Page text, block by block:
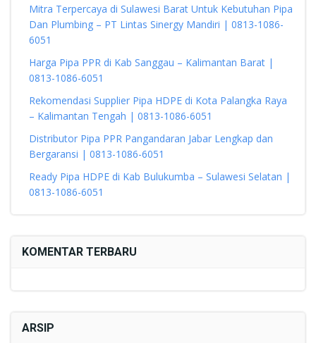
Mitra Terpercaya di Sulawesi Barat Untuk Kebutuhan Pipa
Dan Plumbing – PT Lintas Sinergy Mandiri | 0813-1086-
6051
Harga Pipa PPR di Kab Sanggau – Kalimantan Barat |
0813-1086-6051
Rekomendasi Supplier Pipa HDPE di Kota Palangka Raya
– Kalimantan Tengah | 0813-1086-6051
Distributor Pipa PPR Pangandaran Jabar Lengkap dan
Bergaransi | 0813-1086-6051
Ready Pipa HDPE di Kab Bulukumba – Sulawesi Selatan |
0813-1086-6051
KOMENTAR TERBARU
ARSIP